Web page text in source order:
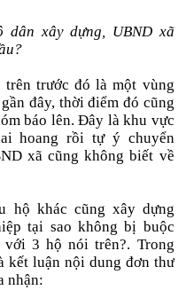
xây dựng, UBND xã
trước đó là một vùng
đây, thời điểm đó cũng
báo lên. Đây là khu vực
hoang rồi tự ý chuyển
xã cũng không biết về
hộ khác cũng xây dựng
tại sao không bị buộc
3 hộ nói trên?. Trong
kết luận nội dung đơn thư
nhận: